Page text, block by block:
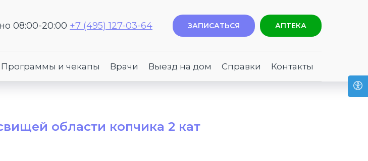
08:00-20:00 +7 (495) 127-03-64 ЗАПИСАТЬСЯ АПТЕКА
Программы и чекапы Врачи Выезд на дом Справки Контакты
области копчика 2 кат